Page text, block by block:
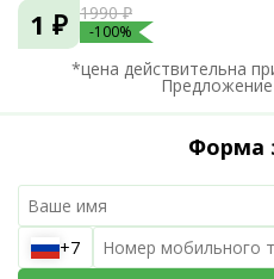
1 ₽ 1990 ₽
-100%
*цена действительна
Форма
+7